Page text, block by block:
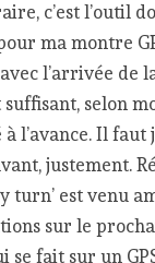
c’est l’outil
ma montre
l’arrivée de
suffisant, selon
l’avance. Il faut
justement.
turn’ est venu
sur le
se fait sur un